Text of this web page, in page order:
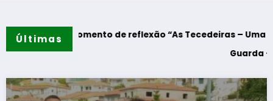
Últimas
– Momento de reflexão “As Tecedeiras – Uma Questão de
Guarda –